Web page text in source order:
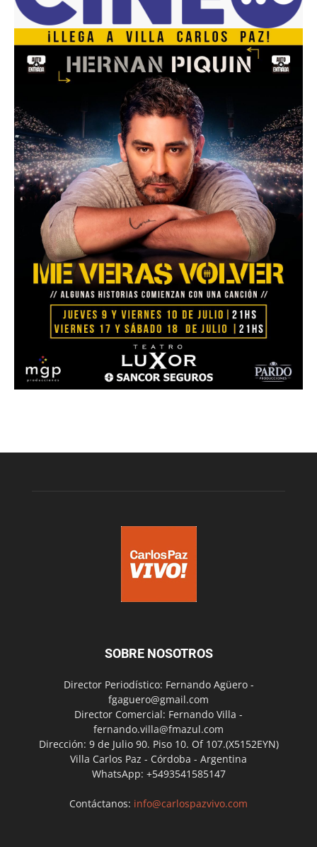
SOBRE NOSOTROS
Director Periodístico: Fernando Agüero -
fgaguero@gmail.com
Director Comercial: Fernando Villa -
fernando.villa@fmazul.com
Dirección: 9 de Julio 90. Piso 10. Of 107.(X5152EYN)
Villa Carlos Paz - Córdoba - Argentina
WhatsApp: +5493541585147
Contáctanos: info@carlospazvivo.com